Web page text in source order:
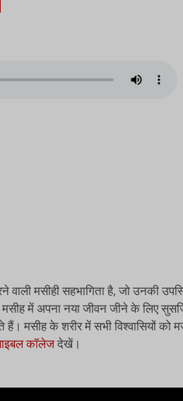
मसीही सहभागिता है, जो उनकी
में अपना नया जीवन जीने के लिए
मसीह के शरीर में सभी विश्वासियों
कॉलेजदेखें।